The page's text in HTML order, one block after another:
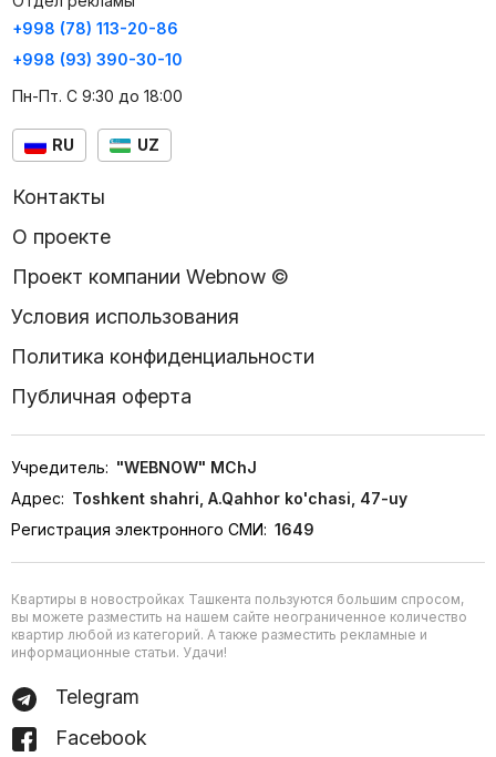
+998 (78) 113-20-86
+998 (93) 390-30-10
Пн-Пт. С 9:30 до 18:00
RU UZ
Контакты
О проекте
Проект компании Webnow ©
Условия использования
Политика конфиденциальности
Публичная оферта
Учредитель: "WEBNOW" MChJ
Адрес: Toshkent shahri, A.Qahhor ko'chasi, 47-uy
Регистрация электронного СМИ: 1649
Квартиры в новостройках Ташкента пользуются большим спросом,
вы можете разместить на нашем сайте неограниченное количество
квартир любой из категорий. А также разместить рекламные и
информационные статьи. Удачи!
Telegram
Facebook